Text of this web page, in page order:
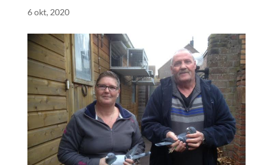
6 okt, 2020